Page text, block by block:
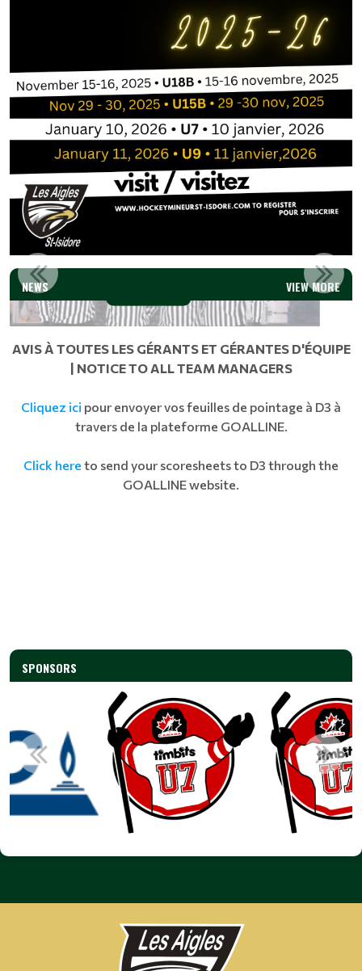
NEWS VIEW MORE
IMPORTANT VSC 2026-2027
AVIS À TOUTES LES GÉRANTS ET GÉRANTES D'ÉQUIPE
| NOTICE TO ALL TEAM MANAGERS
Cliquez ici pour envoyer vos feuilles de pointage à D3 à
travers de la plateforme GOALLINE.
Click here to send your scoresheets to D3 through the
GOALLINE website.
SPONSORS